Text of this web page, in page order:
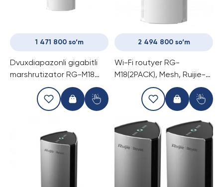
1 471 800 so‘m
Dvuхdiapazonli gigabitli
marshrutizator RG-M18
PRO 1800M Wi-Fi 6
2 494 800 so‘m
Wi-Fi routyer RG-
M18(2PACK), Mesh, Ruijie-